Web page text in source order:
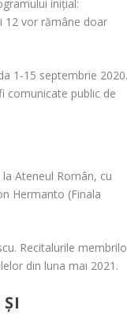
inițial:
12 vor rămâne doar
1-15 septembrie
comunicate public de
Ateneul Român, cu
Hermanto (Finala
Recitalurile
din luna mai 2021.